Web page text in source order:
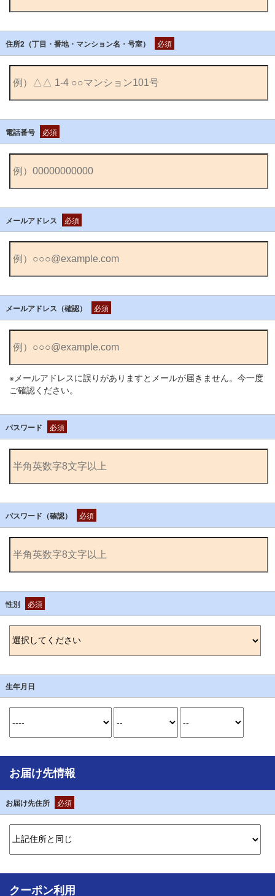
住所2（丁目・番地・マンション名・号室） 必須
電話番号 必須
メールアドレス 必須
メールアドレス（確認） 必須
※メールアドレスに誤りがありますとメールが届きません。今一度
ご確認ください。
パスワード 必須
パスワード（確認） 必須
性別 必須
生年月日
お届け先情報
お届け先住所 必須
クーポン利用